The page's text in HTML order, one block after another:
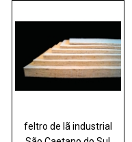
feltro de lã industrial